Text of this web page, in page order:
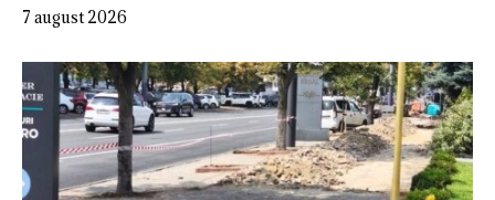
7 august 2026